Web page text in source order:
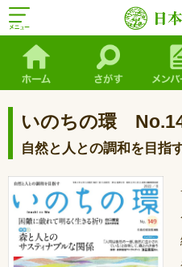
いのちの環
自然と人との調和を目指